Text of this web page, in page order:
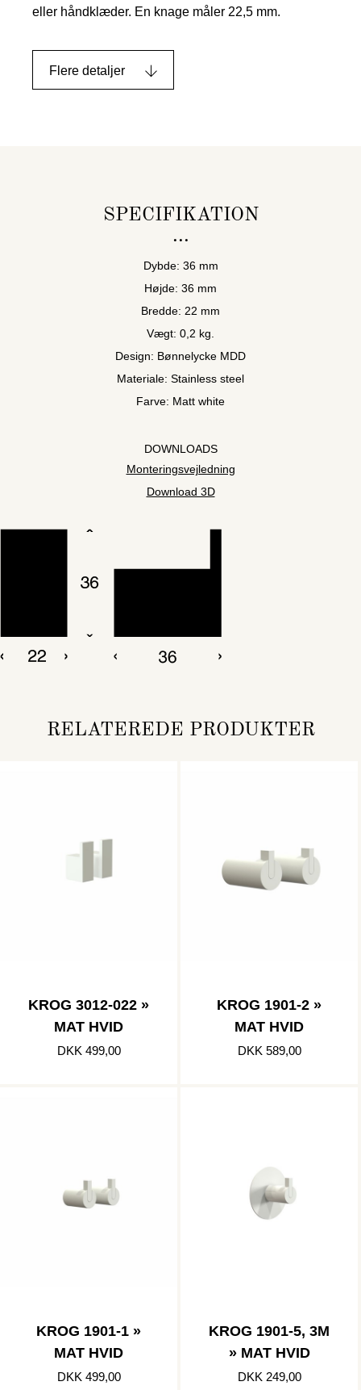
eller håndklæder. En knage måler 22,5 mm.
Flere detaljer
SPECIFIKATION
Dybde: 36 mm
Højde: 36 mm
Bredde: 22 mm
Vægt: 0,2 kg.
Design: Bønnelycke MDD
Materiale: Stainless steel
Farve: Matt white
DOWNLOADS
Monteringsvejledning
Download 3D
RELATEREDE PRODUKTER
KROG 3012-022 »
MAT HVID
DKK 499,00
KROG 1901-2 »
MAT HVID
DKK 589,00
KROG 1901-1 »
MAT HVID
DKK 499,00
KROG 1901-5, 3M
» MAT HVID
DKK 249,00